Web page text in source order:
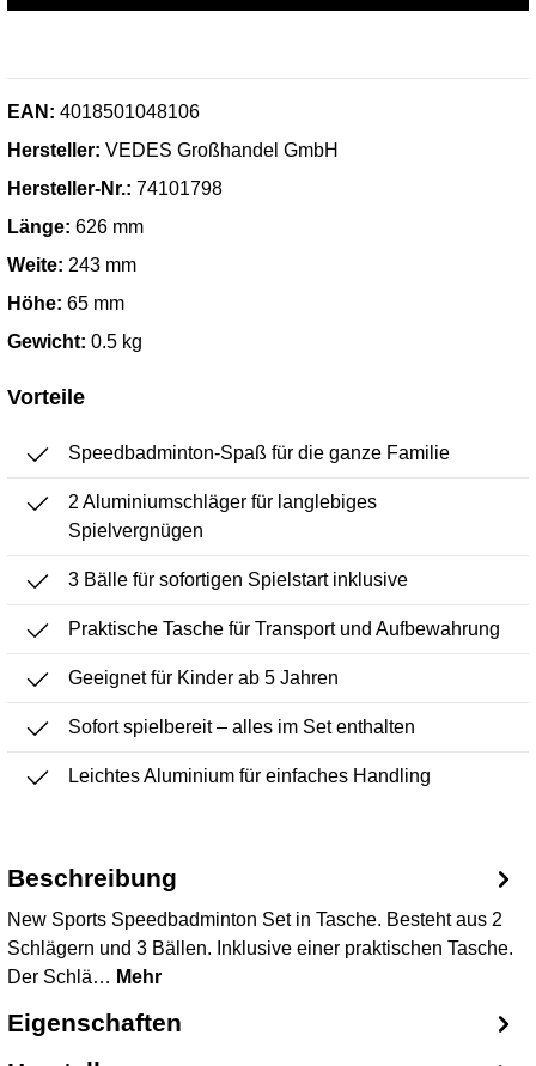
EAN: 4018501048106
Hersteller: VEDES Großhandel GmbH
Hersteller-Nr.: 74101798
Länge: 626 mm
Weite: 243 mm
Höhe: 65 mm
Gewicht: 0.5 kg
Vorteile
Speedbadminton-Spaß für die ganze Familie
2 Aluminiumschläger für langlebiges
Spielvergnügen
3 Bälle für sofortigen Spielstart inklusive
Praktische Tasche für Transport und Aufbewahrung
Geeignet für Kinder ab 5 Jahren
Sofort spielbereit – alles im Set enthalten
Leichtes Aluminium für einfaches Handling
Beschreibung
New Sports Speedbadminton Set in Tasche. Besteht aus 2
Schlägern und 3 Bällen. Inklusive einer praktischen Tasche.
Der Schlä… Mehr
Eigenschaften